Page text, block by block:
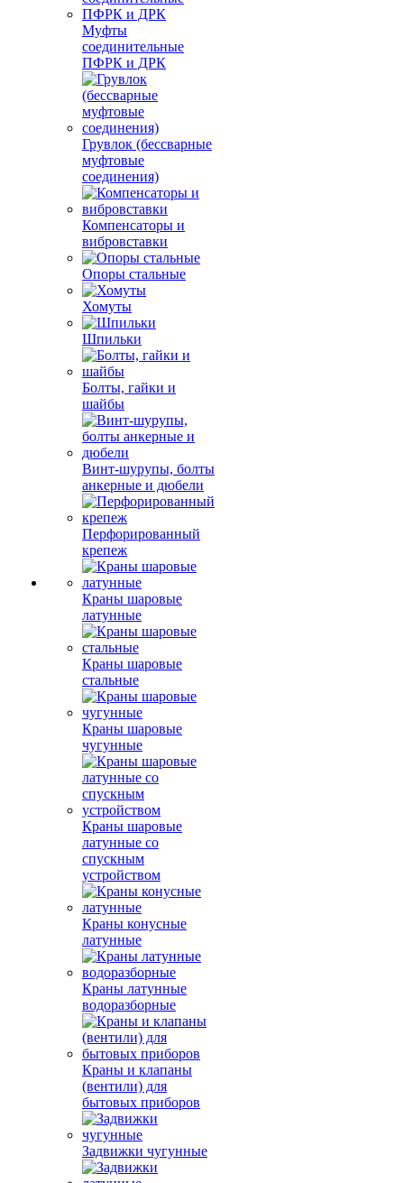
Муфты
соединительные
ПФРК и ДРК
Грувлок (бессварные
муфтовые
соединения)
Компенсаторы и
вибровставки
Опоры стальные
Хомуты
Шпильки
Болты, гайки и
шайбы
Винт-шурупы, болты
анкерные и дюбели
Перфорированный
крепеж
Краны шаровые
латунные
Краны шаровые
стальные
Краны шаровые
чугунные
Краны шаровые
латунные со
спускным
устройством
Краны конусные
латунные
Краны латунные
водоразборные
Краны и клапаны
(вентили) для
бытовых приборов
Задвижки чугунные